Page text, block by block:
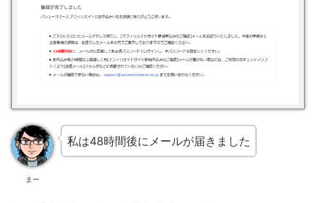
まー
私は48時間後にメールが届きました